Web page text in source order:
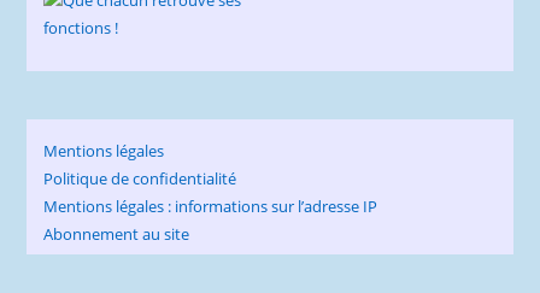
Mentions légales
Politique de confidentialité
Mentions légales : informations sur l’adresse IP
Abonnement au site